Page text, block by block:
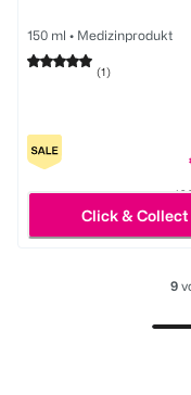
150 ml • Medizinprodukt
(1)
Click & Collect
9